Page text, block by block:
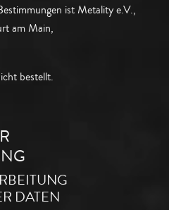
ist Metality e.V.,
am Main,
bestellt.
DATEN